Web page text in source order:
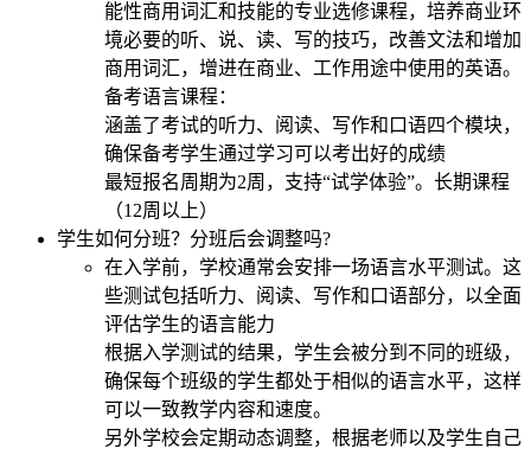
能性商用词汇和技能的专业选修课程，培养商业环
境必要的听、说、读、写的技巧，改善文法和增加
商用词汇，增进在商业、工作用途中使用的英语。
备考语言课程：
涵盖了考试的听力、阅读、写作和口语四个模块，
确保备考学生通过学习可以考出好的成绩
最短报名周期为2周，支持“试学体验”。长期课程
（12周以上）
学生如何分班？分班后会调整吗?
在入学前，学校通常会安排一场语言水平测试。这
些测试包括听力、阅读、写作和口语部分，以全面
评估学生的语言能力
根据入学测试的结果，学生会被分到不同的班级，
确保每个班级的学生都处于相似的语言水平，这样
可以一致教学内容和速度。
另外学校会定期动态调整，根据老师以及学生自己